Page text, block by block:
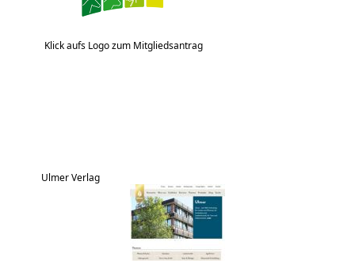
Klick aufs Logo zum Mitgliedsantrag
Ulmer Verlag